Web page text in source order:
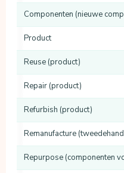
Componenten (nieuwe
Product
Reuse (product)
Repair (product)
Refurbish (product)
Remanufacture
Repurpose (componenten